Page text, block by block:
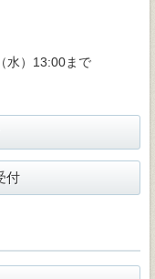
水）13:00まで
付